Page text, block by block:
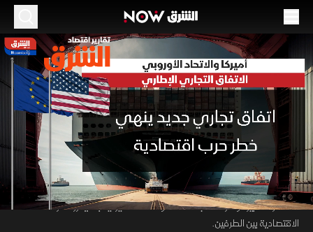
00:12 01:46
الموسم 2026
أميركا والاتحاد الأوروبي.. الاتفاق التجارى الإطاري
01:46 اقتصاد
تقارير اقتصاد الشرق
توصلت أميركا والاتحاد الأوروبي إلى اتفاق تجاري إطاري خفف من حدة التوتر
بين الجانبين بعد مخاوف من اندلاع حرب تجارية واسعة. الاتفاق شمل تعريفات
جمركية جديدة وإعفاءات لقطاعات حيوية، إلى جانب تعهدات أوروبية بضخ
استثمارات كبيرة وشراء منتجات طاقة ومعدات أميركية بما يعزز الشراكة
الاقتصادية بين الطرفين.